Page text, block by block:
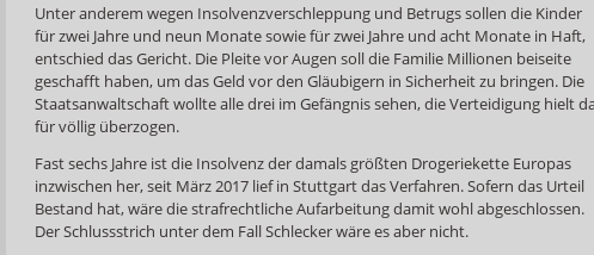
Unter anderem wegen Insolvenzverschleppung und Betrugs sollen die Kinder
für zwei Jahre und neun Monate sowie für zwei Jahre und acht Monate in Haft,
entschied das Gericht. Die Pleite vor Augen soll die Familie Millionen beiseite
geschafft haben, um das Geld vor den Gläubigern in Sicherheit zu bringen. Die
Staatsanwaltschaft wollte alle drei im Gefängnis sehen, die Verteidigung hielt
für völlig überzogen.
Fast sechs Jahre ist die Insolvenz der damals größten Drogeriekette Europas
inzwischen her, seit März 2017 lief in Stuttgart das Verfahren. Sofern das Urteil
Bestand hat, wäre die strafrechtliche Aufarbeitung damit wohl abgeschlossen.
Der Schlussstrich unter dem Fall Schlecker wäre es aber nicht.